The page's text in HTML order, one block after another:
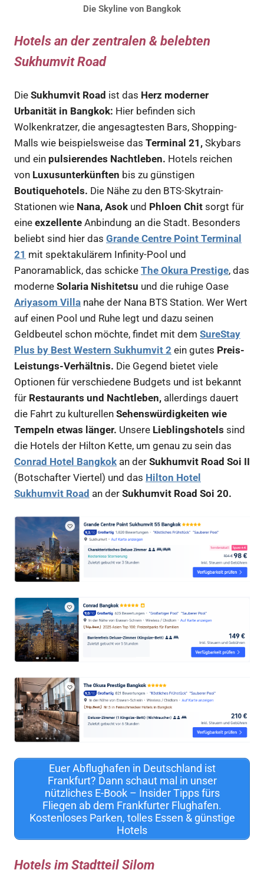
Die Skyline von Bangkok
Hotels an der zentralen & belebten
Sukhumvit Road
Die Sukhumvit Road ist das Herz moderner
Urbanität in Bangkok: Hier befinden sich
Wolkenkratzer, die angesagtesten Bars, Shopping-
Malls wie beispielsweise das Terminal 21, Skybars
und ein pulsierendes Nachtleben. Hotels reichen
von Luxusunterkünften bis zu günstigen
Boutiquehotels. Die Nähe zu den BTS-Skytrain-
Stationen wie Nana, Asok und Phloen Chit sorgt für
eine exzellente Anbindung an die Stadt. Besonders
beliebt sind hier das Grande Centre Point Terminal
21 mit spektakulärem Infinity-Pool und
Panoramablick, das schicke The Okura Prestige, das
moderne Solaria Nishitetsu und die ruhige Oase
Ariyasom Villa nahe der Nana BTS Station. Wer Wert
auf einen Pool und Ruhe legt und dazu seinen
Geldbeutel schon möchte, findet mit dem SureStay
Plus by Best Western Sukhumvit 2 ein gutes Preis-
Leistungs-Verhältnis. Die Gegend bietet viele
Optionen für verschiedene Budgets und ist bekannt
für Restaurants und Nachtleben, allerdings dauert
die Fahrt zu kulturellen Sehenswürdigkeiten wie
Tempeln etwas länger. Unsere Lieblingshotels sind
die Hotels der Hilton Kette, um genau zu sein das
Conrad Hotel Bangkok an der Sukhumvit Road Soi II
(Botschafter Viertel) und das Hilton Hotel
Sukhumvit Road an der Sukhumvit Road Soi 20.
Euer Abflughafen in Deutschland ist
Frankfurt? Dann schaut mal in unser
nützliches E-Book – Insider Tipps fürs
Fliegen ab dem Frankfurter Flughafen.
Kostenloses Parken, tolles Essen & günstige
Hotels
Hotels im Stadtteil Silom